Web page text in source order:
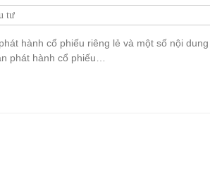
tư
hành cổ phiếu riêng lẻ và một số nội
phát hành cổ phiếu…